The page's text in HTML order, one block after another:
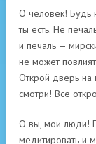
О человек! Будь
ты есть. Не
и печаль —
не может
Открой дверь
смотри! Все
О вы, мои люди!
медитировать и